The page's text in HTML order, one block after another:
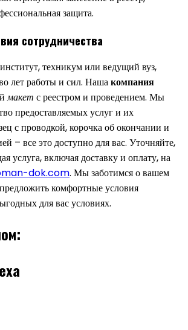
защита.
сотрудничества
техникум или ведущий вуз,
лет работы и сил. Нашакомпания
макет с реестром и проведением. Мы
предоставляемых услуг и их
с проводкой, корочка об окончании и
– все это доступно для вас. Уточняйте,
услуга, включая доставку и оплату, на
dok.com. Мы заботимся о вашем
комфортные условия
для вас условиях.